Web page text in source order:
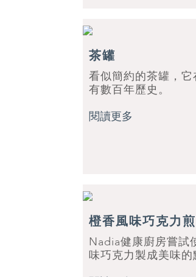
茶罐
看似簡約的茶罐，
有數百年歷史。
閱讀更多
橙香風味巧克力
Nadia健康廚房嘗試
味巧克力製成美味的